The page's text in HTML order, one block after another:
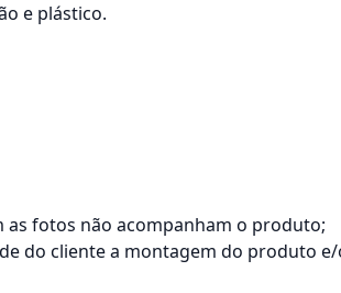
e plástico.
as fotos não acompanham o produto;
do cliente a montagem do produto